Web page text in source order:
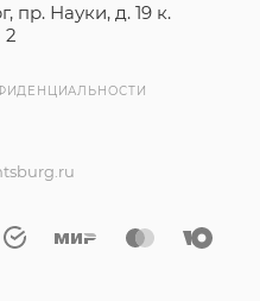
пр. Науки, д. 19 к.
2